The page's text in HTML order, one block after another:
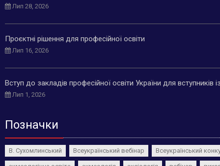
Лип 28, 2026
Проєктні рішення для професійної освіти
Лип 16, 2026
Вступ до закладів професійної освіти України для
Лип 1, 2026
Позначки
В. Сухомлинський Всеукраїнський вебінар Всеукраїнський